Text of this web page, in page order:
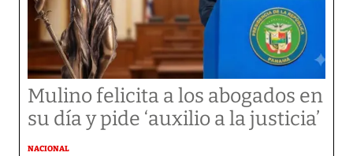
Mulino felicita a los abogados en
su día y pide ‘auxilio a la justicia’
NACIONAL